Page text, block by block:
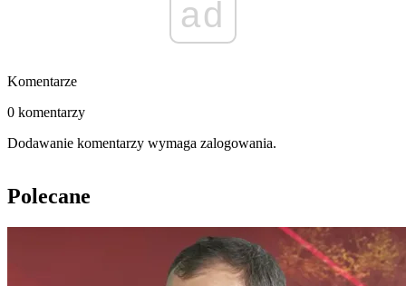
ad
Komentarze
0 komentarzy
Dodawanie komentarzy wymaga zalogowania.
Polecane